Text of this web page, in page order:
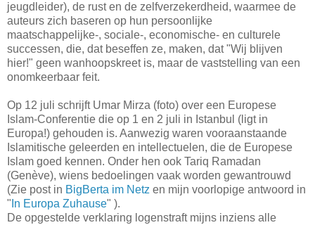
jeugdleider), de rust en de zelfverzekerdheid, waarmee de
auteurs zich baseren op hun persoonlijke
maatschappelijke-, sociale-, economische- en culturele
successen, die, dat beseffen ze, maken, dat "Wij blijven
hier!" geen wanhoopskreet is, maar de vaststelling van een
onomkeerbaar feit.
Op 12 juli schrijft Umar Mirza (foto) over een Europese
Islam-Conferentie die op 1 en 2 juli in Istanbul (ligt in
Europa!) gehouden is. Aanwezig waren vooraanstaande
Islamitische geleerden en intellectuelen, die de Europese
Islam goed kennen. Onder hen ook Tariq Ramadan
(Genève), wiens bedoelingen vaak worden gewantrouwd
(Zie post in BigBerta im Netz en mijn voorlopige antwoord in
" In Europa Zuhause" ).
De opgestelde verklaring logenstraft mijns inziens alle